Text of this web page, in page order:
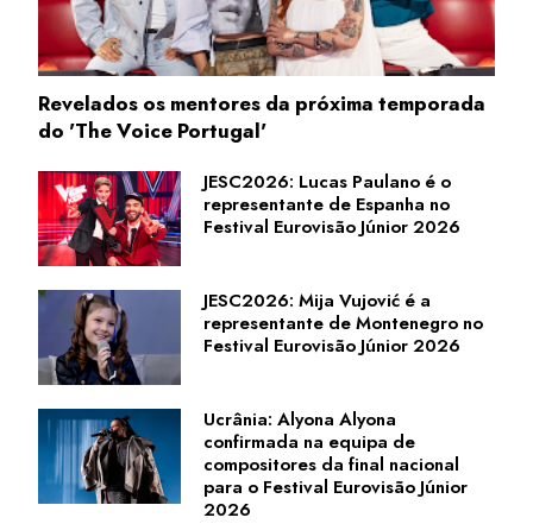
Revelados os mentores da próxima temporada
do 'The Voice Portugal'
JESC2026: Lucas Paulano é o
representante de Espanha no
Festival Eurovisão Júnior 2026
JESC2026: Mija Vujović é a
representante de Montenegro no
Festival Eurovisão Júnior 2026
Ucrânia: Alyona Alyona
confirmada na equipa de
compositores da final nacional
para o Festival Eurovisão Júnior
2026